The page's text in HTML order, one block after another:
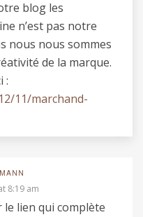
blog les
n’est pas notre
nous nous sommes
de la marque.
:
11/marchand-
8:19 am
lien qui complète